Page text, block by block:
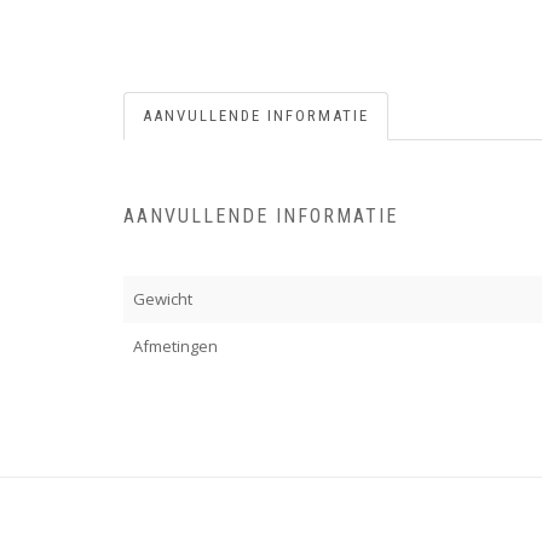
AANVULLENDE INFORMATIE
AANVULLENDE INFORMATIE
Gewicht
Afmetingen